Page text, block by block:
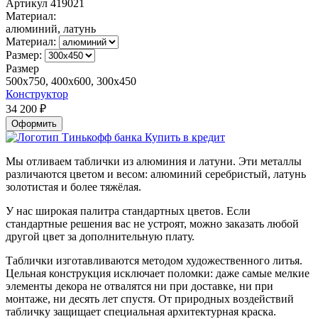
Артикул 419021
Материал:
алюминий, латунь
Материал:
Размер:
Размер
500x750, 400x600, 300x450
Конструктор
34 200 ₽
Оформить
Купить в кредит
Мы отливаем таблички из алюминия и латуни. Эти металлы
различаются цветом и весом: алюминий серебристый, латунь
золотистая и более тяжёлая.
У нас широкая палитра стандартных цветов. Если
стандартные решения вас не устроят, можно заказать любой
другой цвет за дополнительную плату.
Таблички изготавливаются методом художественного литья.
Цельная конструкция исключает поломки: даже самые мелкие
элементы декора не отвалятся ни при доставке, ни при
монтаже, ни десять лет спустя. От природных воздействий
табличку защищает специальная архитектурная краска.